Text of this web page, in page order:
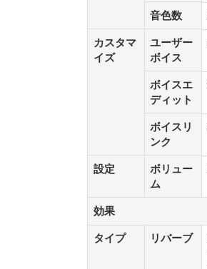
音色数
カスタマ
イズ
ユーザー
ボイス
ボイスエ
ディット
ボイスリ
ンク
設定
ボリュー
ム
効果
タイプ リバーブ
音色数
カスタマ
イズ
ユーザー
ボイス
ボイスエ
ディット
ボイスリ
ンク
設定
ボリュー
ム
効果
タイプ リバーブ